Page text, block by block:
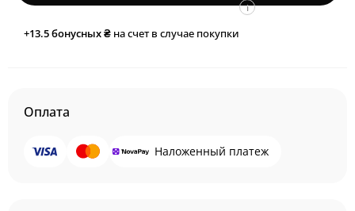
+13.5бонусных ₴ на счет в случае покупки
i
Оплата
Наложенный платеж